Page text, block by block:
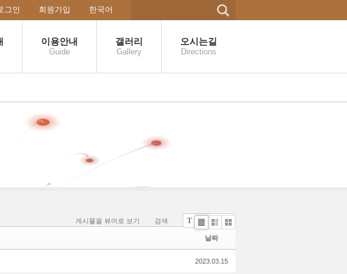
한국어
그인 회원가입
이용안내
Guide
갤러리
Gallery
오시는길
Directions
T 나눔고딕
게시물을 뷰어로 보기 검색
Li
Zi
n
G
r
날짜
2023.03.15